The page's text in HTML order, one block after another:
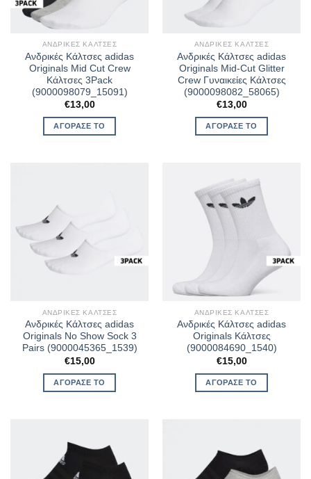
ΑΝΔΡΙΚΈΣ ΚΆΛΤΣΕΣ
Ανδρικές Κάλτσες adidas
Originals Mid Cut Crew
Κάλτσες 3Pack
(9000098079_15091)
€13,00
ΑΓΌΡΑΣΈ ΤΟ
ΑΝΔΡΙΚΈΣ ΚΆΛΤΣΕΣ
Ανδρικές Κάλτσες adidas
Originals Mid-Cut Glitter
Crew Γυναικείες Κάλτσες
(9000098082_58065)
€13,00
ΑΓΌΡΑΣΈ ΤΟ
ΑΝΔΡΙΚΈΣ ΚΆΛΤΣΕΣ
Ανδρικές Κάλτσες adidas
Originals No Show Sock 3
Pairs (9000045365_1539)
€15,00
ΑΓΌΡΑΣΈ ΤΟ
ΑΝΔΡΙΚΈΣ ΚΆΛΤΣΕΣ
Ανδρικές Κάλτσες adidas
Originals Κάλτσες
(9000084690_1540)
€15,00
ΑΓΌΡΑΣΈ ΤΟ